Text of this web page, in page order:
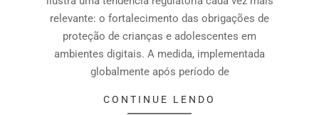
relevante: o fortalecimento das obrigações de
proteção de crianças e adolescentes em
ambientes digitais. A medida, implementada
globalmente após período de
CONTINUE LENDO